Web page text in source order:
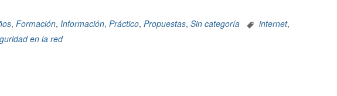
, Formación, Información, Práctico, Propuestas, Sin categoría internet,
en la red